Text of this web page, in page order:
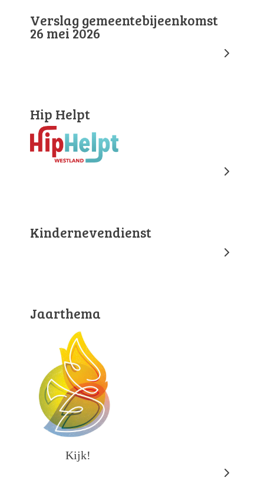
Verslag gemeentebijeenkomst
26 mei 2026
Hip Helpt
Kindernevendienst
Jaarthema
Kijk!